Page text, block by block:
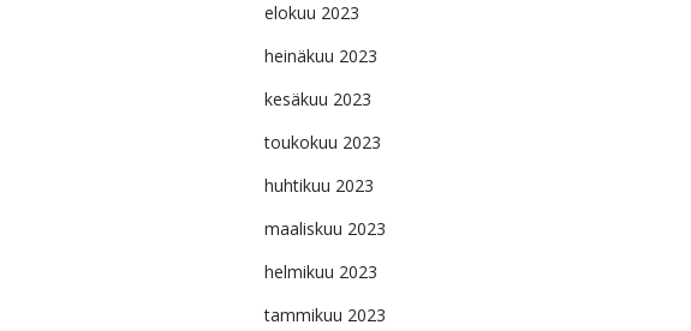
elokuu 2023
heinäkuu 2023
kesäkuu 2023
toukokuu 2023
huhtikuu 2023
maaliskuu 2023
helmikuu 2023
tammikuu 2023